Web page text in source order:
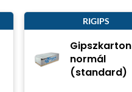
RIGIPS
Gipszkarton
normál
(standard)